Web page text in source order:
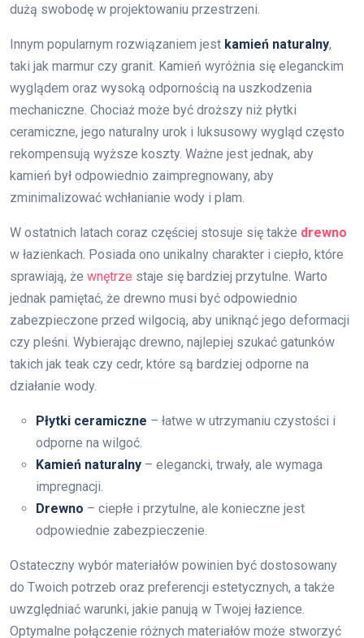
dużą swobodę w projektowaniu przestrzeni.
Innym popularnym rozwiązaniem jest kamień naturalny,
taki jak marmur czy granit. Kamień wyróżnia się eleganckim
wyglądem oraz wysoką odpornością na uszkodzenia
mechaniczne. Chociaż może być droższy niż płytki
ceramiczne, jego naturalny urok i luksusowy wygląd często
rekompensują wyższe koszty. Ważne jest jednak, aby
kamień był odpowiednio zaimpregnowany, aby
zminimalizować wchłanianie wody i plam.
W ostatnich latach coraz częściej stosuje się także drewno
w łazienkach. Posiada ono unikalny charakter i ciepło, które
sprawiają, że wnętrze staje się bardziej przytulne. Warto
jednak pamiętać, że drewno musi być odpowiednio
zabezpieczone przed wilgocią, aby uniknąć jego deformacji
czy pleśni. Wybierając drewno, najlepiej szukać gatunków
takich jak teak czy cedr, które są bardziej odporne na
działanie wody.
Płytki ceramiczne – łatwe w utrzymaniu czystości i
odporne na wilgoć.
Kamień naturalny – elegancki, trwały, ale wymaga
impregnacji.
Drewno – ciepłe i przytulne, ale konieczne jest
odpowiednie zabezpieczenie.
Ostateczny wybór materiałów powinien być dostosowany
do Twoich potrzeb oraz preferencji estetycznych, a także
uwzględniać warunki, jakie panują w Twojej łazience.
Optymalne połączenie różnych materiałów może stworzyć